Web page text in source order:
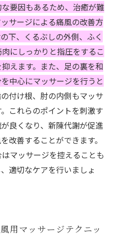
要因もあるため、治癒が難
サージによる痛風の改善方
下、くるぶしの外側、ふく
にしっかりと指圧をするこ
えます。また、足の裏を和
中心にマッサージを行うと
付け根、肘の内側もマッサ
これらのポイントを刺激す
良くなり、新陳代謝が促進
改善することができます。
マッサージを控えることも
適切なケアを行いましょ
用マッサージテクニッ